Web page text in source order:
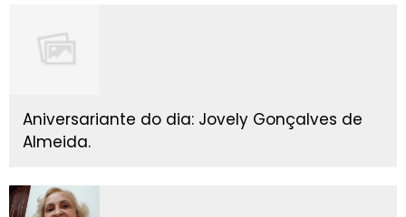
Aniversariante do dia: Jovely Gonçalves de
Almeida.